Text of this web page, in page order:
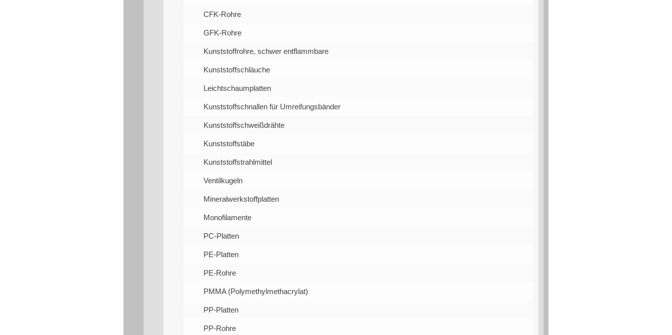
CFK-Rohre
GFK-Rohre
Kunststoffrohre, schwer entflammbare
Kunststoffschläuche
Leichtschaumplatten
Kunststoffschnallen für Umreifungsbänder
Kunststoffschweißdrähte
Kunststoffstäbe
Kunststoffstrahlmittel
Ventilkugeln
Mineralwerkstoffplatten
Monofilamente
PC-Platten
PE-Platten
PE-Rohre
PMMA (Polymethylmethacrylat)
PP-Platten
PP-Rohre